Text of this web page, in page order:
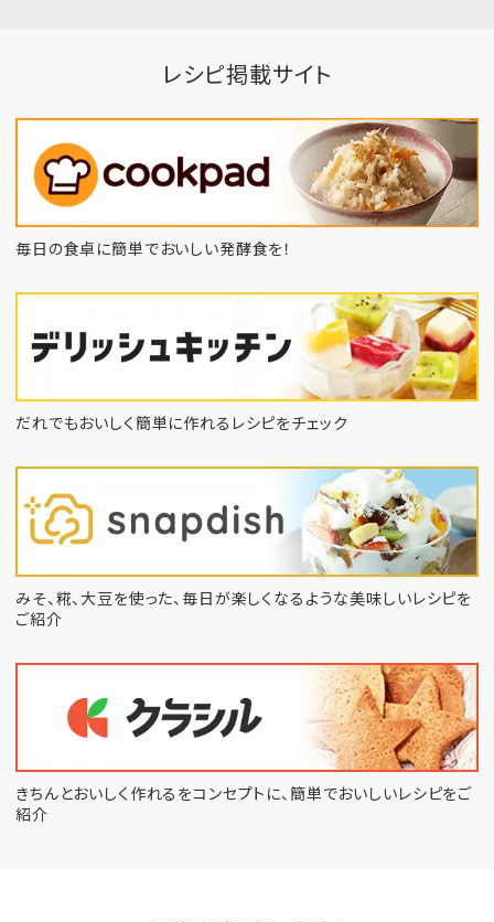
レシピ掲載サイト
毎日の食卓に簡単でおいしい発酵食を！
だれでもおいしく簡単に作れるレシピをチェック
みそ、糀、大豆を使った、毎日が楽しくなるような美味しいレシピを
ご紹介
きちんとおいしく作れるをコンセプトに、簡単でおいしいレシピをご
紹介